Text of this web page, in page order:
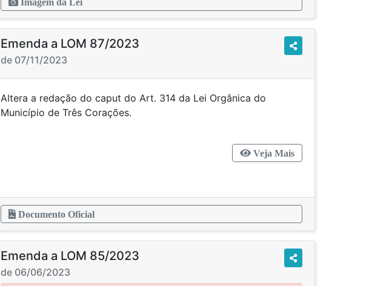
Emenda a LOM 87/2023
de 07/11/2023
Altera a redação do caput do Art. 314 da Lei Orgânica do
Município de Três Corações.
Veja Mais
Documento Oficial
Emenda a LOM 85/2023
de 06/06/2023